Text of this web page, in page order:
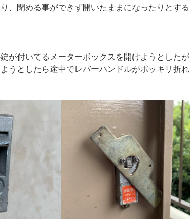
、閉める事ができず開いたままになったりとする
が付いてるメーターボックスを開けようとしたが
うとしたら途中でレバーハンドルがポッキリ折れ